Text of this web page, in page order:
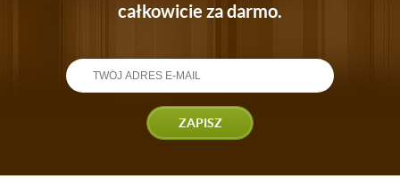
całkowicie za darmo.
ZAPISZ